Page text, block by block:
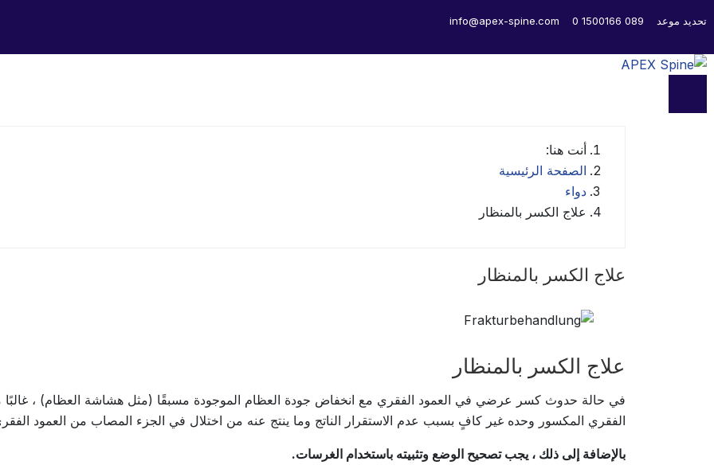
تحديد موعد 089 1500166 0
info@apex-spine.com
أنت هنا:
الصفحة الرئيسية
دواء
علاج الكسر بالمنظار
علاج الكسر بالمنظار
علاج الكسر بالمنظار
في حالة حدوث كسر عرضي في العمود الفقري مع انخفاض جودة العظام الموجودة مسبقًا (مثل هشاشة العظام) ، غالبًا ما
الفقري المكسور وحده غير كافٍ بسبب عدم الاستقرار الناتج وما ينتج عنه من اختلال في الجزء المصاب من العمود
بالإضافة إلى ذلك ، يجب تصحيح الوضع وتثبيته باستخدام الغرسات.